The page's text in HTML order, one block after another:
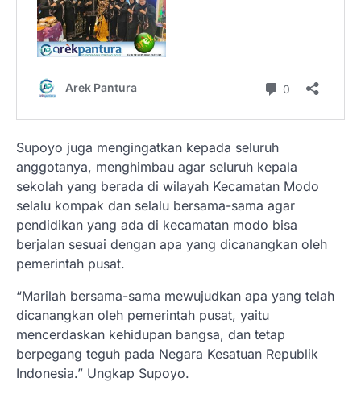
Supoyo juga mengingatkan kepada seluruh
anggotanya, menghimbau agar seluruh kepala
sekolah yang berada di wilayah Kecamatan Modo
selalu kompak dan selalu bersama-sama agar
pendidikan yang ada di kecamatan modo bisa
berjalan sesuai dengan apa yang dicanangkan oleh
pemerintah pusat.
“Marilah bersama-sama mewujudkan apa yang telah
dicanangkan oleh pemerintah pusat, yaitu
mencerdaskan kehidupan bangsa, dan tetap
berpegang teguh pada Negara Kesatuan Republik
Indonesia.” Ungkap Supoyo.